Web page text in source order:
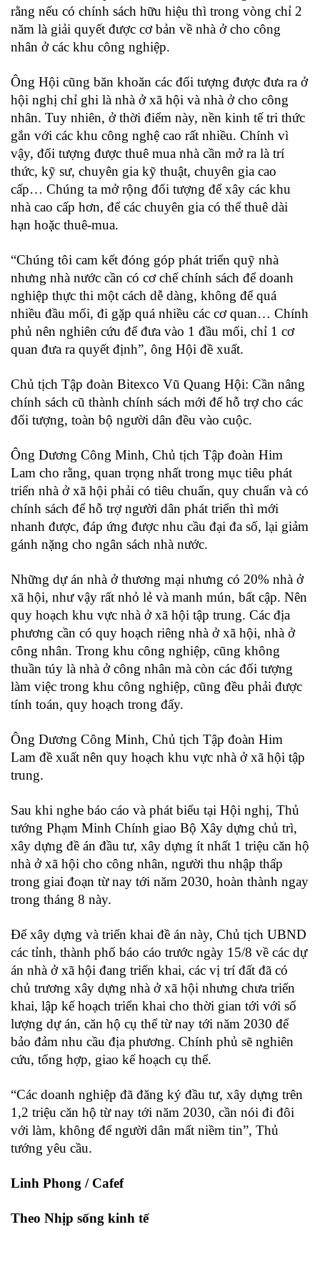
rằng nếu có chính sách hữu hiệu thì trong vòng chỉ 2
năm là giải quyết được cơ bản về nhà ở cho công
nhân ở các khu công nghiệp.
Ông Hội cũng băn khoăn các đối tượng được đưa ra ở
hội nghị chỉ ghi là nhà ở xã hội và nhà ở cho công
nhân. Tuy nhiên, ở thời điểm này, nền kinh tế tri thức
gắn với các khu công nghệ cao rất nhiều. Chính vì
vậy, đối tượng được thuê mua nhà cần mở ra là trí
thức, kỹ sư, chuyên gia kỹ thuật, chuyên gia cao
cấp… Chúng ta mở rộng đối tượng để xây các khu
nhà cao cấp hơn, để các chuyên gia có thể thuê dài
hạn hoặc thuê-mua.
“Chúng tôi cam kết đóng góp phát triển quỹ nhà
nhưng nhà nước cần có cơ chế chính sách để doanh
nghiệp thực thi một cách dễ dàng, không để quá
nhiều đầu mối, đi gặp quá nhiều các cơ quan… Chính
phủ nên nghiên cứu để đưa vào 1 đầu mối, chỉ 1 cơ
quan đưa ra quyết định”, ông Hội đề xuất.
Chủ tịch Tập đoàn Bitexco Vũ Quang Hội: Cần nâng
chính sách cũ thành chính sách mới để hỗ trợ cho các
đối tượng, toàn bộ người dân đều vào cuộc.
Ông Dương Công Minh, Chủ tịch Tập đoàn Him
Lam cho rằng, quan trọng nhất trong mục tiêu phát
triển nhà ở xã hội phải có tiêu chuẩn, quy chuẩn và có
chính sách để hỗ trợ người dân phát triển thì mới
nhanh được, đáp ứng được nhu cầu đại đa số, lại giảm
gánh nặng cho ngân sách nhà nước.
Những dự án nhà ở thương mại nhưng có 20% nhà ở
xã hội, như vậy rất nhỏ lẻ và manh mún, bất cập. Nên
quy hoạch khu vực nhà ở xã hội tập trung. Các địa
phương cần có quy hoạch riêng nhà ở xã hội, nhà ở
công nhân. Trong khu công nghiệp, cũng không
thuần túy là nhà ở công nhân mà còn các đối tượng
làm việc trong khu công nghiệp, cũng đều phải được
tính toán, quy hoạch trong đấy.
Ông Dương Công Minh, Chủ tịch Tập đoàn Him
Lam đề xuất nên quy hoạch khu vực nhà ở xã hội tập
trung.
Sau khi nghe báo cáo và phát biểu tại Hội nghị, Thủ
tướng Phạm Minh Chính giao Bộ Xây dựng chủ trì,
xây dựng đề án đầu tư, xây dựng ít nhất 1 triệu căn hộ
nhà ở xã hội cho công nhân, người thu nhập thấp
trong giai đoạn từ nay tới năm 2030, hoàn thành ngay
trong tháng 8 này.
Để xây dựng và triển khai đề án này, Chủ tịch UBND
các tỉnh, thành phố báo cáo trước ngày 15/8 về các dự
án nhà ở xã hội đang triển khai, các vị trí đất đã có
chủ trương xây dựng nhà ở xã hội nhưng chưa triển
khai, lập kế hoạch triển khai cho thời gian tới với số
lượng dự án, căn hộ cụ thể từ nay tới năm 2030 để
bảo đảm nhu cầu địa phương. Chính phủ sẽ nghiên
cứu, tổng hợp, giao kế hoạch cụ thể.
“Các doanh nghiệp đã đăng ký đầu tư, xây dựng trên
1,2 triệu căn hộ từ nay tới năm 2030, cần nói đi đôi
với làm, không để người dân mất niềm tin”, Thủ
tướng yêu cầu.
Linh Phong / Cafef
Theo Nhịp sống kinh tế